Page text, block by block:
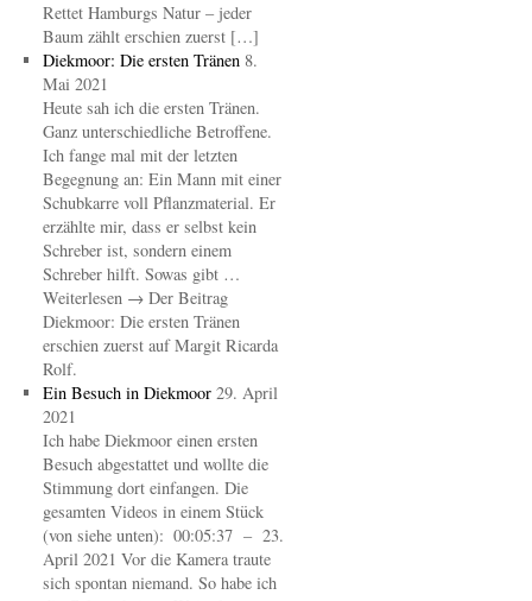
Rettet Hamburgs Natur – jeder
Baum zählt erschien zuerst […]
Diekmoor: Die ersten Tränen 8.
Mai 2021
Heute sah ich die ersten Tränen.
Ganz unterschiedliche Betroffene.
Ich fange mal mit der letzten
Begegnung an: Ein Mann mit einer
Schubkarre voll Pflanzmaterial. Er
erzählte mir, dass er selbst kein
Schreber ist, sondern einem
Schreber hilft. Sowas gibt …
Weiterlesen → Der Beitrag
Diekmoor: Die ersten Tränen
erschien zuerst auf Margit Ricarda
Rolf.
Ein Besuch in Diekmoor 29. April
2021
Ich habe Diekmoor einen ersten
Besuch abgestattet und wollte die
Stimmung dort einfangen. Die
gesamten Videos in einem Stück
(von siehe unten): 00:05:37 – 23.
April 2021 Vor die Kamera traute
sich spontan niemand. So habe ich